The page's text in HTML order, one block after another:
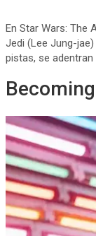
En Star Wars: The
Jedi (Lee Jung-
pistas, se